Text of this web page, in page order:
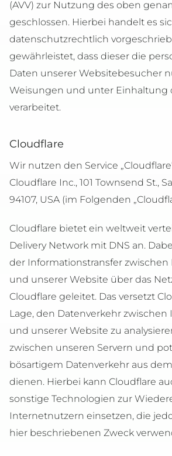
(AVV) zur Nutzung des oben
geschlossen. Hierbei handelt es
datenschutzrechtlich
gewährleistet, dass dieser die
Daten unserer Websitebesucher
Weisungen und unter Einhaltung
verarbeitet.
Cloudflare
Wir nutzen den Service
Cloudflare Inc., 101 Townsend St.,
94107, USA (im Folgenden
Cloudflare bietet ein weltweit
Delivery Network mit DNS an.
der Informationstransfer
und unserer Website über das
Cloudflare geleitet. Das versetzt
Lage, den Datenverkehr zwischen
und unserer Website zu
zwischen unseren Servern und
bösartigem Datenverkehr aus
dienen. Hierbei kann Cloudflare
sonstige Technologien zur
Internetnutzern einsetzen, die
hier beschriebenen Zweck